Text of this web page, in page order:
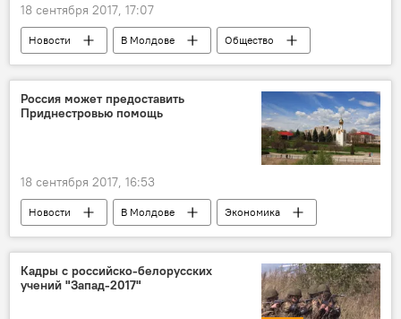
18 сентября 2017, 17:07
Новости В Молдове
Общество
Республика Молдова
сентябрь
Государственная гидрометеорологическая служба Молдовы
Россия может предоставить
Приднестровью помощь
18 сентября 2017, 16:53
Новости В Молдове
Экономика
Политика
Приднестровье
Россия
Республика Молдова
Мартынов
правительство
помощь
Кадры с российско-белорусских
учений "Запад-2017"